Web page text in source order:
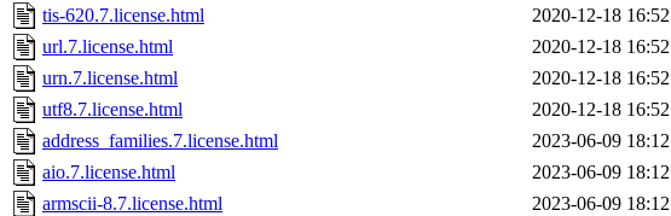
tis-620.7.license.html
2020-12-18 16:52
url.7.license.html
2020-12-18 16:52
urn.7.license.html
2020-12-18 16:52
utf8.7.license.html
2020-12-18 16:52
address_families.7.license.html
2023-06-09 18:12
aio.7.license.html
2023-06-09 18:12
armscii-8.7.license.html
2023-06-09 18:12